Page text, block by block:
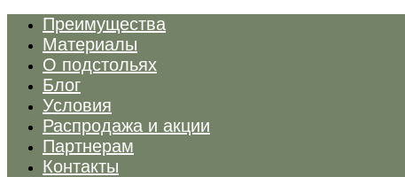
Преимущества
Материалы
О подстольях
Блог
Условия
Распродажа и акции
Партнерам
Контакты